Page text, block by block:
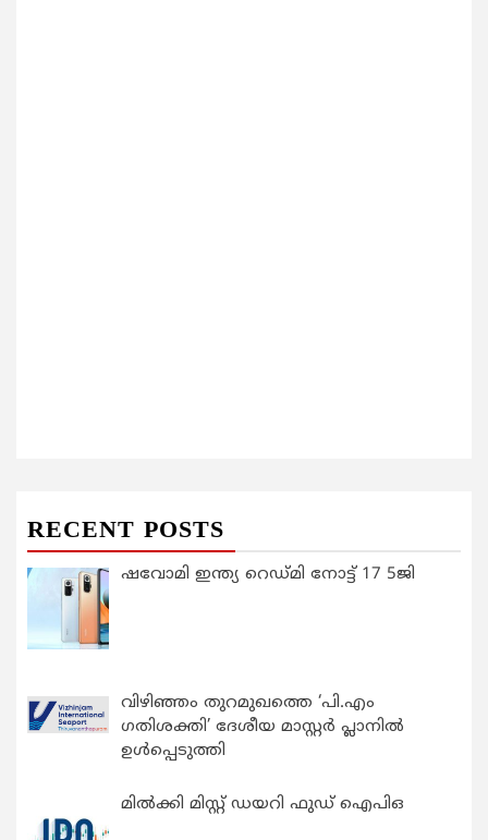
RECENT POSTS
ഷവോമി ഇന്ത്യ റെഡ്മി നോട്ട് 17 5ജി
വിഴിഞ്ഞം തുറമുഖത്തെ ‘പി.എം
ഗതിശക്തി’ ദേശീയ മാസ്റ്റർ പ്ലാനിൽ
ഉൾപ്പെടുത്തി
മിൽക്കി മിസ്റ്റ് ഡയറി ഫുഡ് ഐപിഒ